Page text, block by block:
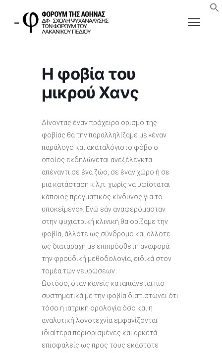
Η φοβία του
μικρού Χανς
Δίνοντας έναν πρόχειρο ορισμό της
φοβίας θα την παραλληλίζαμε με «έναν
παράλογο και ακαταλόγιστο φόβο ο
οποίος εκδηλώνεται ανεξέλεγκτα
απέναντι σε ένα ζώο, σε έναν χώρο ή σε
μια κατάσταση κ.λ,π. χωρίς να υφίσταται
κάποιος πραγματικός κίνδυνος για το
υποκείμενο». Ενώ εάν αναφερόμασταν
στην ψυχιατρική κλινική θα ορίζαμε την
φοβία, άλλοτε ως σύνδρομο και άλλοτε
ως διαταραχή με επιπρόσθετη αναφορά
την φροϋδική μεθοδολογία, ειδικά στον
τομέα των νευρώσεων..
Ωστόσο, όταν κανείς καταπιάνεται πιο
συστηματικά με την φοβία διαπιστώνει ότι
τόσο η ιατρική ορολογία όσο και η
αναλυτική λογοτεχνία εμφανίζονται
ιδιαίτερα περιορισμένες και αρκετά
επισφαλείς ως προς τους εκάστοτε